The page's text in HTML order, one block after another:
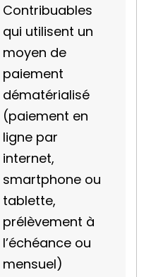
Contribuables
qui utilisent un
moyen de
paiement
dématérialisé
(paiement en
ligne par
internet,
smartphone ou
tablette,
prélèvement à
l’échéance ou
mensuel)